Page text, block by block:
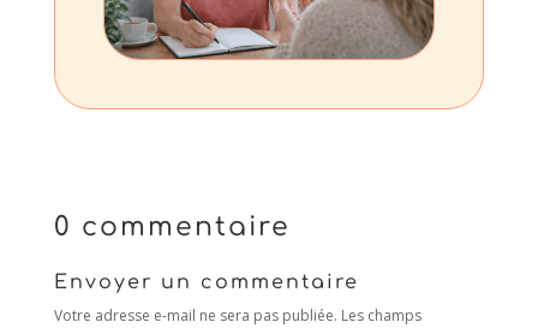
0 commentaire
Envoyer un commentaire
Votre adresse e-mail ne sera pas publiée. Les champs